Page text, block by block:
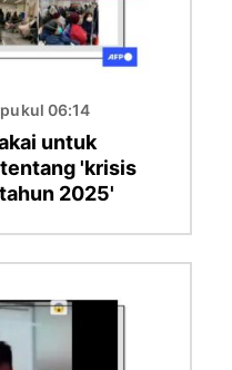
06:14
untuk
'krisis
2025'